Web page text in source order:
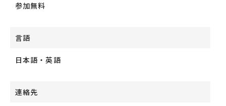
参加無料
言語
日本語・英語
連絡先